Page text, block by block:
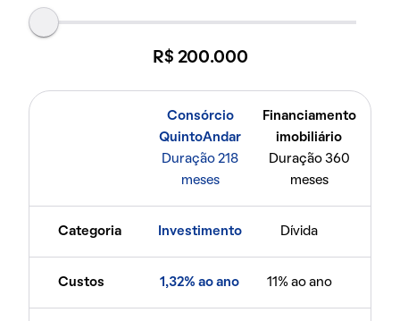
R$ 200.000
Consórcio
QuintoAndar
Duração 218
meses
Financiamento
imobiliário
Duração 360
meses
Categoria Investimento Dívida
Custos 1,32% ao ano 11% ao ano